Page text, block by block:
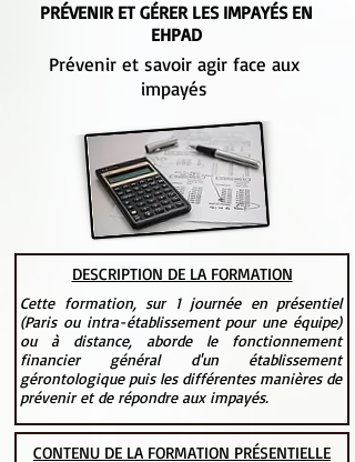
PRÉVENIR ET GÉRER LES IMPAYÉS EN
EHPAD
Prévenir et savoir agir face aux
impayés
DESCRIPTION DE LA FORMATION
Cette formation, sur 1 journée en présentiel
(Paris ou intra-établissement pour une équipe)
ou à distance, aborde le fonctionnement
financier général d'un établissement
gérontologique puis les différentes manières de
prévenir et de répondre aux impayés.
CONTENU DE LA FORMATION PRÉSENTIELLE